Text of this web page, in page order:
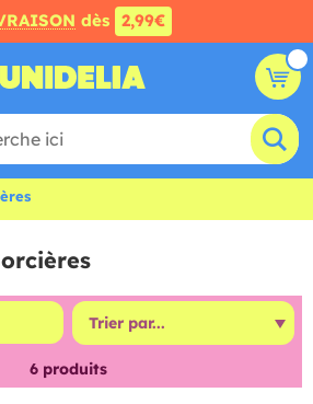
dès 2,99€
6produits